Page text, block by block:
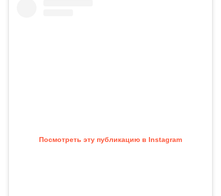
Посмотреть эту публикацию в Instagram